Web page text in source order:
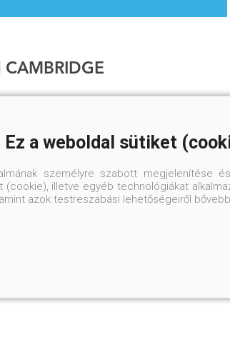
CAMBRIDGE
ezért többen is alkot. A The New York
Today bestsellerlistáit rendszeresen
és természetfeletti románcok
vámpírvadászokkal. Műveit azonban
hősnők, és a hit, hogy mindegyikük
Ez a weboldal sütiket
személyre szabott megjelenítése
(cookie), illetve egyéb technológiákat
azok testreszabási lehetőségeiről